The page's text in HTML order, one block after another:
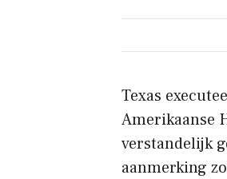
Texas
Amerikaanse
verstandelijk
aanmerking